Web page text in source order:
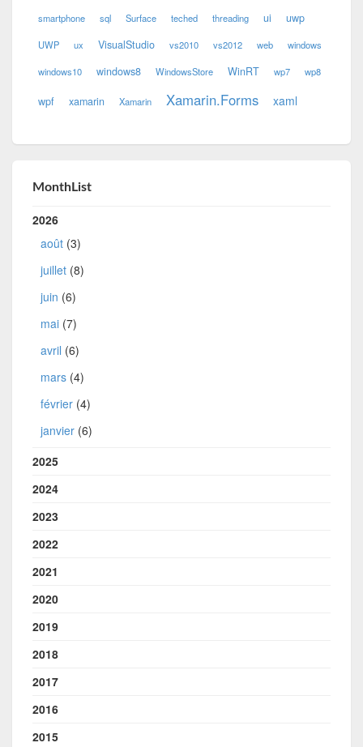
smartphone sql Surface teched threading ui uwp
UWP ux VisualStudio vs2010 vs2012 web windows
windows10 windows8 WindowsStore WinRT wp7 wp8
wpf xamarin Xamarin Xamarin.Forms xaml
MonthList
2026
août (3)
juillet (8)
juin (6)
mai (7)
avril (6)
mars (4)
février (4)
janvier (6)
2025
2024
2023
2022
2021
2020
2019
2018
2017
2016
2015